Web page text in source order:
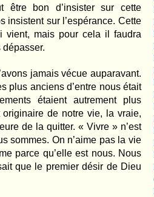
être bon d’insister sur cette
insistent sur l’espérance. Cette
vient, mais pour cela il faudra
jamais vécue auparavant.
plus anciens d’entre nous était
étaient autrement plus
de notre vie, la vraie,
de la quitter. « Vivre » n’est
sommes. On n’aime pas la vie
parce qu’elle est nous. Nous
que le premier désir de Dieu